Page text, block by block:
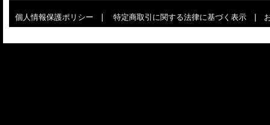
個人情報保護ポリシー 特定商取引に関する法律に基づく表示